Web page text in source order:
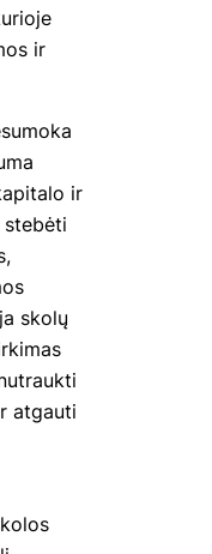
ir
ir
stebėti
skolų
atgauti